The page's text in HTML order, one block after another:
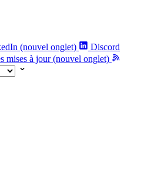
(nouvel onglet)
Discord
mises à jour (nouvel onglet)